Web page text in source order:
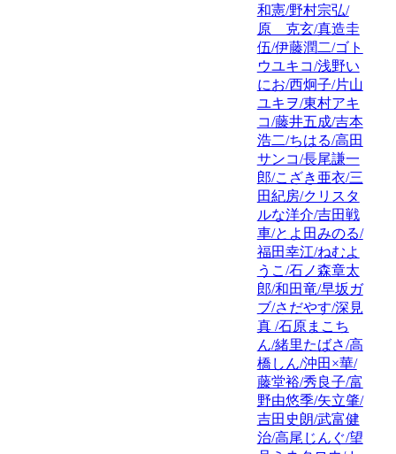
和憲/野村宗弘/
原 克玄/真造圭
伍/伊藤潤二/ゴト
ウユキコ/浅野い
にお/西炯子/片山
ユキヲ/東村アキ
コ/藤井五成/吉本
浩二/ちはる/高田
サンコ/長尾謙一
郎/こざき亜衣/三
田紀房/クリスタ
ルな洋介/吉田戦
車/とよ田みのる/
福田幸江/ねむよ
うこ/石ノ森章太
郎/和田竜/早坂ガ
ブ/さだやす/深見
真 /石原まこち
ん/緒里たばさ/高
橋しん/沖田×華/
藤堂裕/秀良子/富
野由悠季/矢立肇/
吉田史朗/武富健
治/高尾じんぐ/望